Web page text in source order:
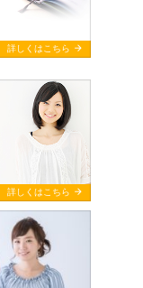
詳しくはこちら arrow_forward
詳しくはこちら arrow_forward